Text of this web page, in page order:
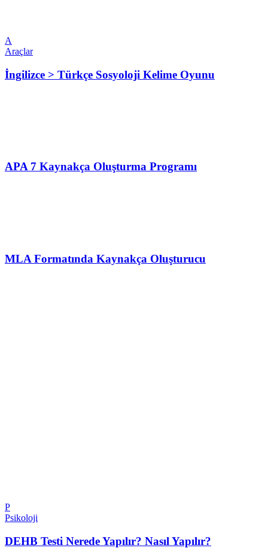
A
Araçlar
İngilizce > Türkçe Sosyoloji Kelime Oyunu
APA 7 Kaynakça Oluşturma Programı
MLA Formatında Kaynakça Oluşturucu
P
Psikoloji
DEHB Testi Nerede Yapılır? Nasıl Yapılır?